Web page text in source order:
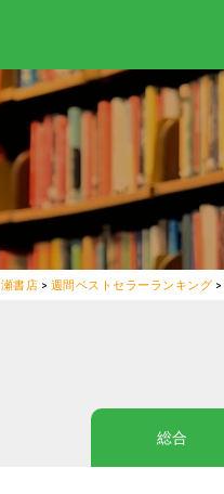
書店 > 週間ベストセラーランキング >
総合